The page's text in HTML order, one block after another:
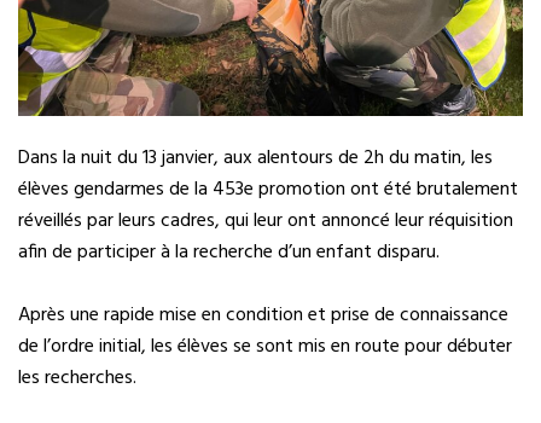
Dans la nuit du 13 janvier, aux alentours de 2h du matin, les
élèves gendarmes de la 453e promotion ont été brutalement
réveillés par leurs cadres, qui leur ont annoncé leur réquisition
afin de participer à la recherche d’un enfant disparu.
Après une rapide mise en condition et prise de connaissance
de l’ordre initial, les élèves se sont mis en route pour débuter
les recherches.